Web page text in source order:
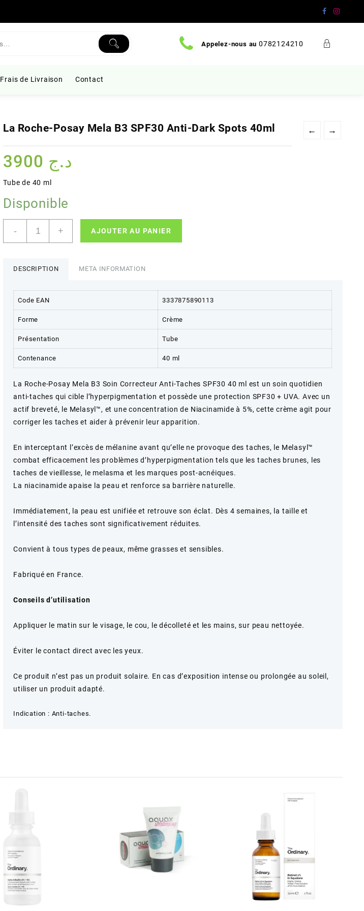
Appelez-nous au 0782124210
Frais de Livraison Contact
← →
La Roche-Posay Mela B3 SPF30 Anti-Dark Spots 40ml
د.ج
Tube de 40 ml
Disponible
-
La
Posay
SPF30
Anti-
Dark
Spots
40ml
+ AJOUTER AU PANIER
DESCRIPTION META INFORMATION
Code EAN 3337875890113
Forme Crème
Présentation Tube
Contenance 40 ml
La Roche-Posay Mela B3 Soin Correcteur Anti-Taches SPF30 40 ml est un soin quotidien
anti-taches qui cible l’hyperpigmentation et possède une protection SPF30 + UVA. Avec un
actif breveté, le Melasyl™, et une concentration de Niacinamide à 5%, cette crème agit pour
corriger les taches et aider à prévenir leur apparition.
En interceptant l’excès de mélanine avant qu’elle ne provoque des taches, le Melasyl™
combat efficacement les problèmes d’hyperpigmentation tels que les taches brunes, les
taches de vieillesse, le melasma et les marques post-acnéiques.
La niacinamide apaise la peau et renforce sa barrière naturelle.
Immédiatement, la peau est unifiée et retrouve son éclat. Dès 4 semaines, la taille et
l’intensité des taches sont significativement réduites.
Convient à tous types de peaux, même grasses et sensibles.
Fabriqué en France.
Conseils d’utilisation
Appliquer le matin sur le visage, le cou, le décolleté et les mains, sur peau nettoyée.
Éviter le contact direct avec les yeux.
Ce produit n’est pas un produit solaire. En cas d’exposition intense ou prolongée au soleil,
utiliser un produit adapté.
Indication : Anti-taches.